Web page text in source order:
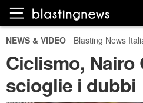
NEWS & VIDEO Blasting News
Ciclismo, Nairo
scioglie i dubbi